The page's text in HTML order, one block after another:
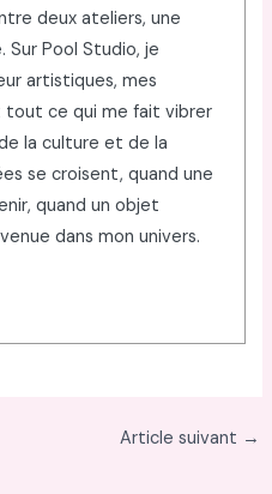
deux ateliers, une
Sur Pool Studio, je
artistiques, mes
ce qui me fait vibrer
la culture et de la
se croisent, quand une
quand un objet
dans mon univers.
Article suivant →